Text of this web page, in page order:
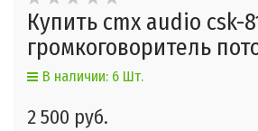
Купить cmx audio csk-
громкоговоритель
В наличии: 6 Шт.
2 500 руб.